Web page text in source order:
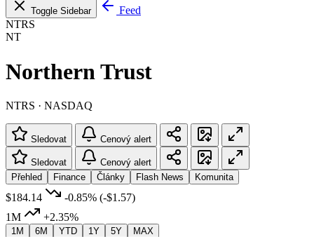
Toggle Sidebar
Feed
NTRS
NT
Northern Trust
NTRS · NASDAQ
Sledovat Cenový alert
Sledovat
Cenový alert
Přehled
Finance Články Flash News Komunita
$184.14 -0.85% (-$1.57)
1M
+2.35%
1M 6M YTD 1Y 5Y MAX